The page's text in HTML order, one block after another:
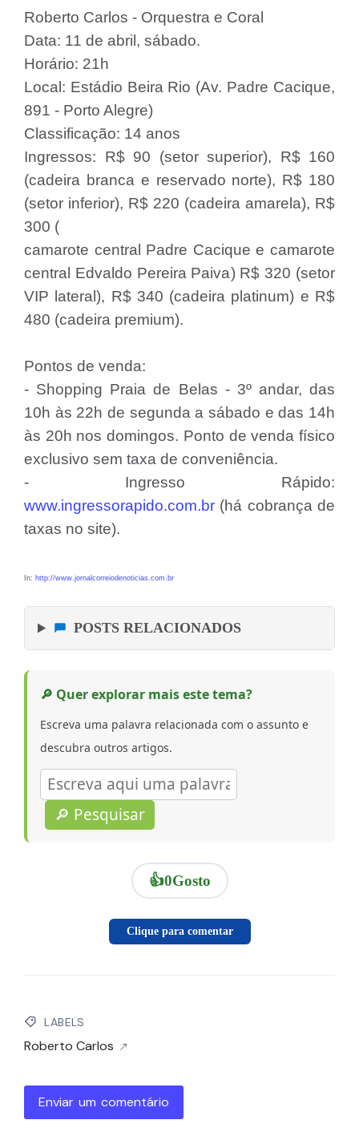
Roberto Carlos - Orquestra e Coral
Data: 11 de abril, sábado.
Horário: 21h
Local: Estádio Beira Rio (Av. Padre Cacique,
891 - Porto Alegre)
Classificação: 14 anos
Ingressos: R$ 90 (setor superior), R$ 160
(cadeira branca e reservado norte), R$ 180
(setor inferior), R$ 220 (cadeira amarela), R$
300 (
camarote central Padre Cacique e camarote
central Edvaldo Pereira Paiva) R$ 320 (setor
VIP lateral), R$ 340 (cadeira platinum) e R$
480 (cadeira premium).
Pontos de venda:
- Shopping Praia de Belas - 3º andar, das
10h às 22h de segunda a sábado e das 14h
às 20h nos domingos. Ponto de venda físico
exclusivo sem taxa de conveniência.
- Ingresso Rápido:
www.ingressorapido.com.br (há cobrança de
taxas no site).
In: http://www.jornalcorreiodenoticias.com.br
POSTS RELACIONADOS
🔎 Quer explorar mais este tema?
Escreva uma palavra relacionada com o assunto e
descubra outros artigos.
🔎 Pesquisar
👍0Gosto
Clique para comentar
LABELS
Roberto Carlos
Enviar um comentário